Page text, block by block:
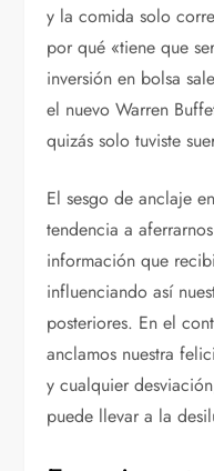
y la comida solo
por qué «tiene que
inversión en bolsa
el nuevo Warren
quizás solo tuviste
El sesgo de anclaje
tendencia a
información que
influenciando así
posteriores. En el
anclamos nuestra
y cualquier
puede llevar a la